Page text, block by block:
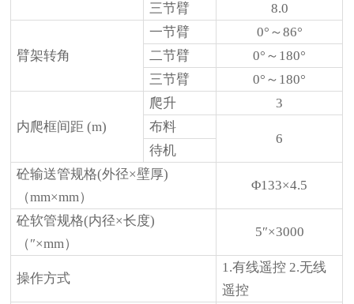
三节臂
8.0
臂架转角
一节臂
0°～86°
二节臂
0°～180°
三节臂
0°～180°
内爬框间距 (m)
爬升
3
布料
6
待机
砼输送管规格(外径×壁厚)
（mm×mm）
Φ133×4.5
砼软管规格(内径×长度)
（″×mm）
5″×3000
操作方式
1.有线遥控 2.无线
遥控